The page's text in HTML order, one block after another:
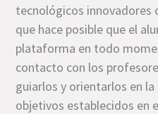
tecnológicos innovadores
que hace posible que el
plataforma en todo
contacto con los
guiarlos y orientarlos en
objetivos establecidos en